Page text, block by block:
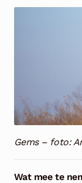
Gems – foto:
Wat mee te